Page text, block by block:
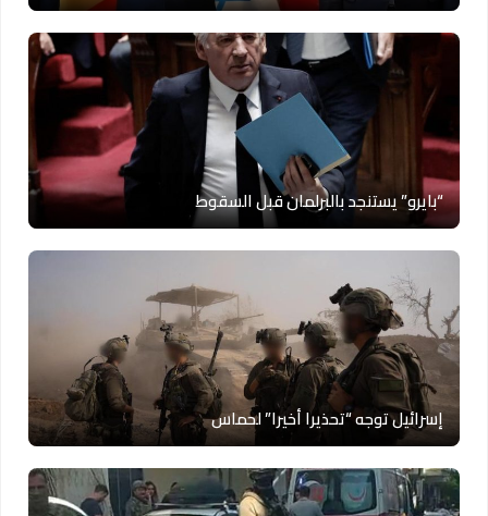
“بايرو” يستنجد بالبرلمان قبل السقوط
إسرائيل توجه “تحذيرا أخيرا” لحماس